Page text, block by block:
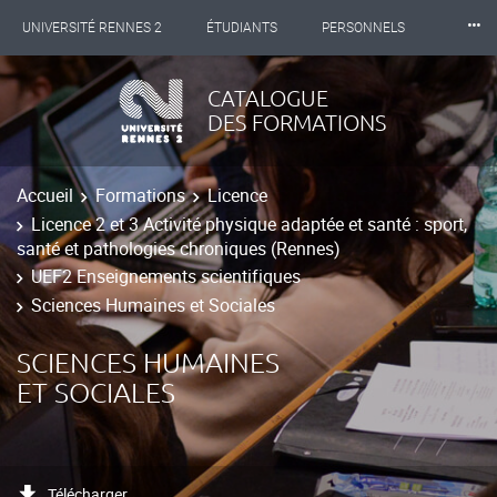
UNIVERSITÉ RENNES 2 ÉTUDIANTS PERSONNELS
INTERNATIONAL PROFESSIONNELS BIBLIOTHÈQUES
LES NOUVELLES DE RENNES 2
⸱⸱⸱
CATALOGUE
DES FORMATIONS
Accueil Formations
Licence
Licence 2 et 3 Activité physique adaptée et santé : sport,
santé et pathologies chroniques (Rennes)
UEF2 Enseignements scientifiques
Sciences Humaines et Sociales
SCIENCES HUMAINES
ET SOCIALES